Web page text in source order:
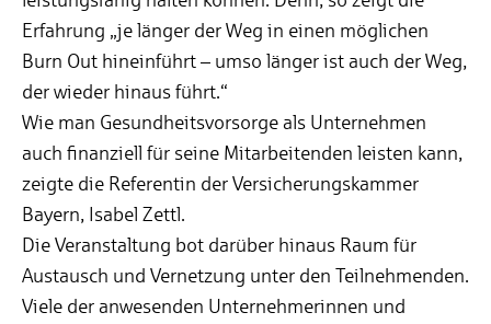
Erfahrung „je länger der Weg in einen möglichen
Burn Out hineinführt – umso länger ist auch der Weg,
der wieder hinaus führt.“
Wie man Gesundheitsvorsorge als Unternehmen
auch finanziell für seine Mitarbeitenden leisten kann,
zeigte die Referentin der Versicherungskammer
Bayern, Isabel Zettl.
Die Veranstaltung bot darüber hinaus Raum für
Austausch und Vernetzung unter den Teilnehmenden.
Viele der anwesenden Unternehmerinnen und